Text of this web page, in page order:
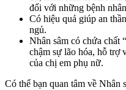
đối với những bệnh
Có hiệu quả giúp an
ngủ.
Nhân sâm có chứa chất
chậm sự lão hóa, hỗ trợ
của chị em phụ nữ.
Có thể bạn quan tâm về Nhân